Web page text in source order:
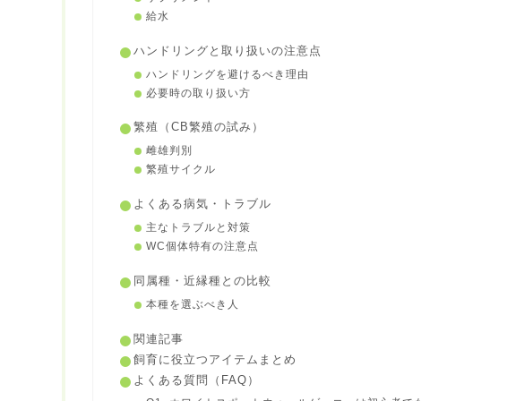
給水
ハンドリングと取り扱いの注意点
ハンドリングを避けるべき理由
必要時の取り扱い方
繁殖（CB繁殖の試み）
雌雄判別
繁殖サイクル
よくある病気・トラブル
主なトラブルと対策
WC個体特有の注意点
同属種・近縁種との比較
本種を選ぶべき人
関連記事
飼育に役立つアイテムまとめ
よくある質問（FAQ）